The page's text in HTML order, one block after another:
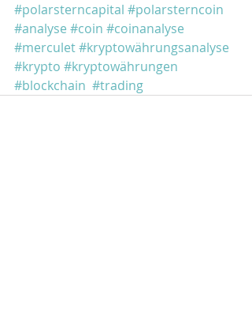
#polarsterncapital #polarsterncoin
#analyse #coin #coinanalyse
#merculet#kryptowährungsanalyse
#krypto #kryptowährungen
#blockchain #trading